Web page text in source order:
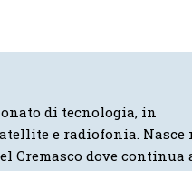
di tecnologia, in
e radiofonia. Nasce
Cremasco dove continua